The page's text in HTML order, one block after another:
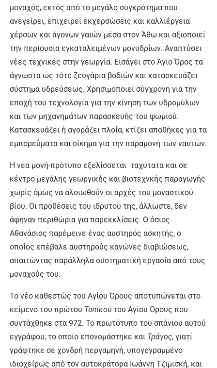
μοναχός, εκτός από το μεγάλο συγκρότημα που
ανεγείρει, επιχειρεί εκχερσώσεις και καλλιέργεια
χέρσων και άγονων γαιών μέσα στον Άθω και αξιοποιεί
την περιουσία εγκαταλειμένων μονυδρίων. Αναπτύσει
νέες τεχνικές στην γεωργία. Εισάγει στο Άγιο Όρος τα
άγνωστα ως τότε ζευγάρια βοδιών και κατασκευάζει
σύστημα υδρεύσεως. Χρησιμοποιεί σύγχρονη για την
εποχή του τεχνολογία για την κίνηση των υδρομύλων
και των μηχανημάτων παρασκευής του ψωμιού.
Κατασκευάζει ή αγοράζει πλοία, κτίζει αποθήκες για τα
εμπορεύματα και οίκημα για την παραμονή των ναυτών.
Η νέα μονή-πρότυπο εξελίσσεται ταχύτατα και σε
κέντρο μεγάλης γεωργικής και βιοτεχνκής παραγωγής
χωρίς όμως να αλοιωθούν οι αρχές του μοναστικού
βίου. Οι προθέσεις του ιδρυτού της, άλλωστε, δεν
άφηναν περιθώρια για παρεκκλίσεις. Ο όσιος
Αθανάσιος παρέμεινε ένας αυστηρός ασκητής, ο
οποίος επέβαλε αυστηρούς κανώνες διαβιώσεως,
απαιτώντας παράλληλα συστηματική εργασία από τους
μοναχούς του.
Το νέο καθεστώς του Αγίου Όρους αποτυπώνεται στο
κείμενο του πρώτου Τυπικού του Αγίου Όρους που
συντάχθηκε στα 972. Το πρωτότυπο του σπάνιου αυτού
εγγράφου, το οποίο επονομάστηκε και Τράγος, γιατί
γράφτηκε σε χονδρή περγαμηνή, υπογεγραμμένο
ιδιοχείρως από τον αυτοκράτορα Ιωάννη Τζιμισκή, και